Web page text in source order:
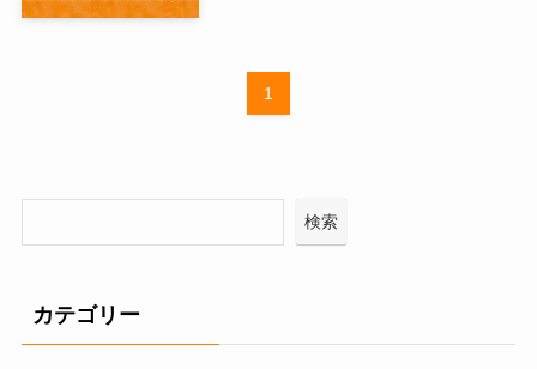
1
検索
カテゴリー